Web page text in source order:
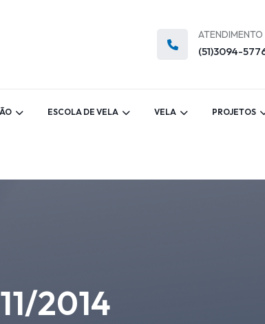
ATENDIMENTO
(51)3094-
ESCOLA DE VELA VELA PROJETOS
2014